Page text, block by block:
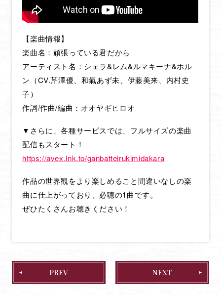
HOME
NEWS
ONAIR & STREAMING
STAFF & CAST
INTRODUCTION
CHARACTER
MOVIE
MUSIC
Blu-ray
【楽曲情報】
楽曲名：頑張っている君だから
アーティスト名：シェラ&レム&ルマキーナ&ホル
ン（CV.芹澤優、和氣あず未、伊藤美来、内村史
子）
作詞/作曲/編曲：オオヤギヒロオ
▼さらに、各種サービスでは、フルサイズの楽曲
配信もスタート！
https://avex.lnk.to/ganbatteirukimidakara
作品の世界観をより楽しめること間違いなしの楽
曲に仕上がっており、必聴の1曲です。
ぜひたくさんお聴きください！
PREV NEXT